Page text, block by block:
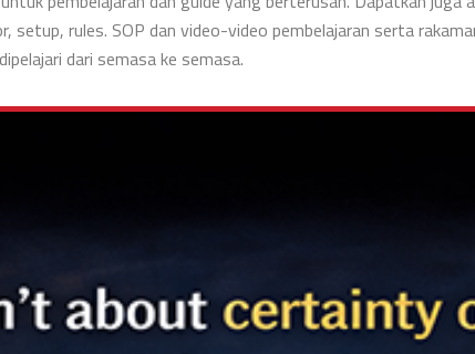
rules. SOP dan video-video pembelajaran serta
dari semasa ke semasa.